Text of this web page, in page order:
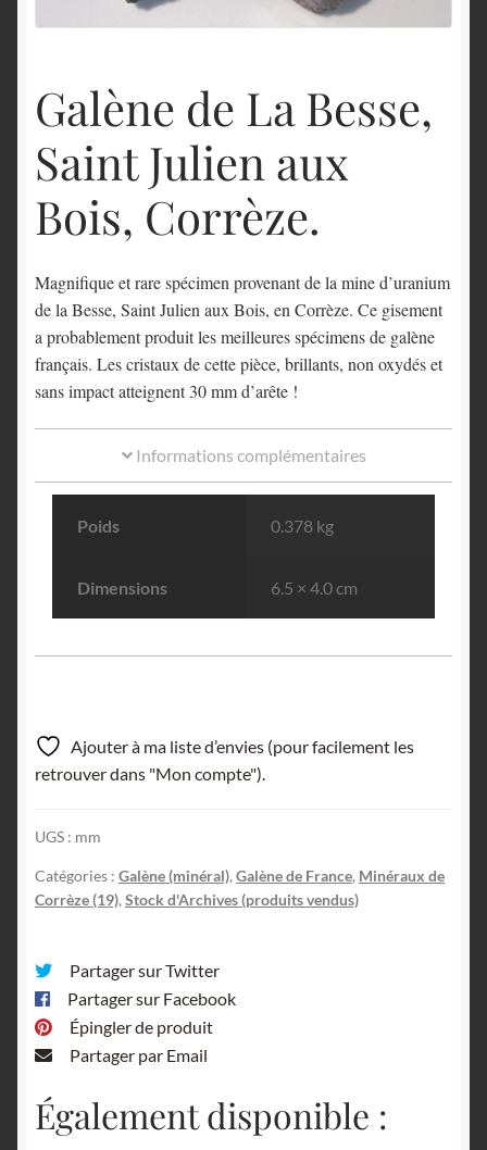
Galène de La Besse,
Saint Julien aux
Bois, Corrèze.
Magnifique et rare spécimen provenant de la mine d’uranium
de la Besse, Saint Julien aux Bois, en Corrèze. Ce gisement
a probablement produit les meilleures spécimens de galène
français. Les cristaux de cette pièce, brillants, non oxydés et
sans impact atteignent 30 mm d’arête !
Informations complémentaires
Poids 0.378 kg
Dimensions 6.5 × 4.0 cm
Ajouter à ma liste d’envies (pour facilement les
retrouver dans "Mon compte").
UGS : mm
Catégories : Galène (minéral), Galène de France, Minéraux de
Corrèze (19), Stock d'Archives (produits vendus)
Partager sur Twitter
Partager sur Facebook
Épingler de produit
Partager par Email
Également disponible :